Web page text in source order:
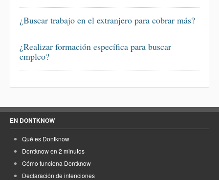
¿Buscar trabajo en el extranjero para cobrar más?
¿Realizar formación específica para buscar
empleo?
EN DONTKNOW
Qué es Dontknow
Dontknow en 2 minutos
Cómo funciona Dontknow
Declaración de intenciones